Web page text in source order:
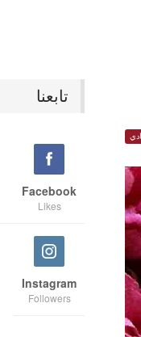
تابعنا
Facebook
Likes
Instagram
Followers